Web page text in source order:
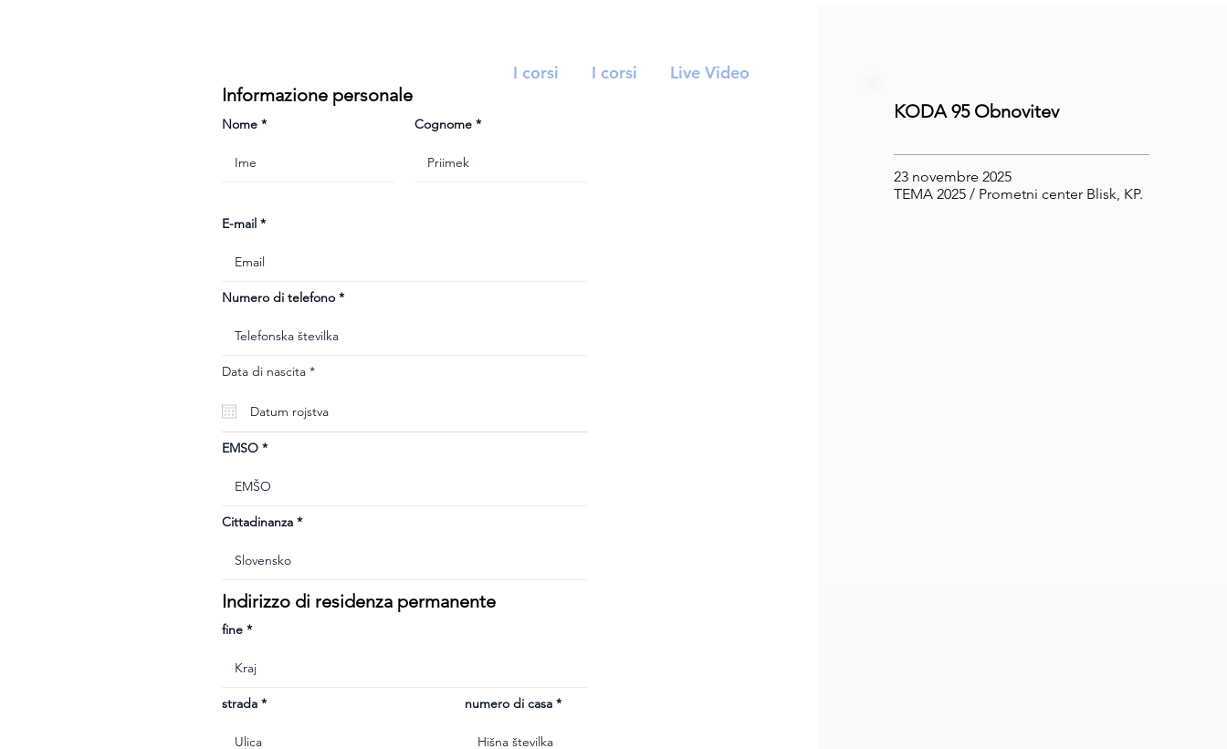
Informazione personale
Nome Cognome
E-mail
Numero di telefono
Data di nascita *r
u
i
r
EMSO
Cittadinanza
KODA 95 Obnovitev
23 novembre 2025
TEMA 2025 / Prometni center Blisk, KP.
Indirizzo di residenza permanente
fine
strada numero di casa
I corsi I corsi Live Video